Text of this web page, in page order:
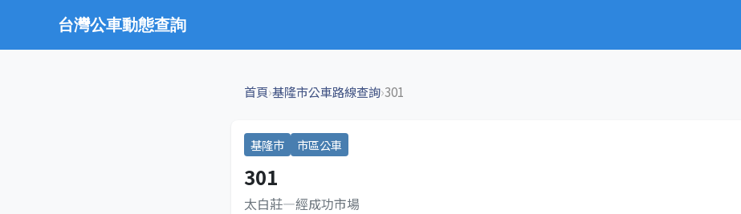
台灣公車動態查詢
首頁›基隆市公車路線查詢›301
基隆市 市區公車
301
太白莊—經成功市場